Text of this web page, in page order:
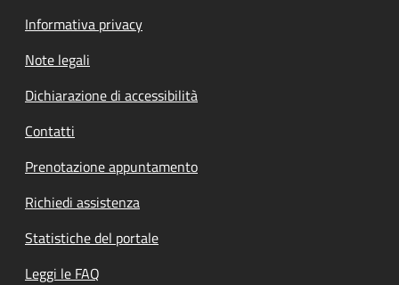
Informativa privacy
Note legali
Dichiarazione di accessibilità
Contatti
Prenotazione appuntamento
Richiedi assistenza
Statistiche del portale
Leggi le FAQ